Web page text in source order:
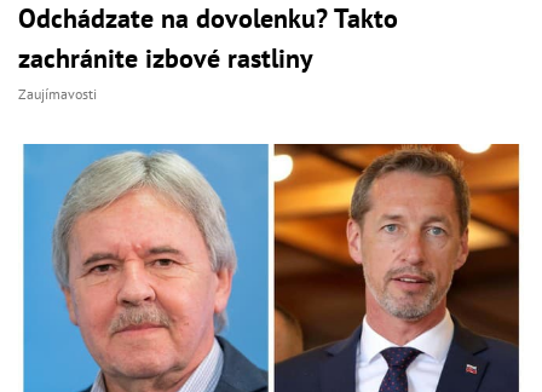
Odchádzate na dovolenku? Takto
zachránite izbové rastliny
Zaujímavosti